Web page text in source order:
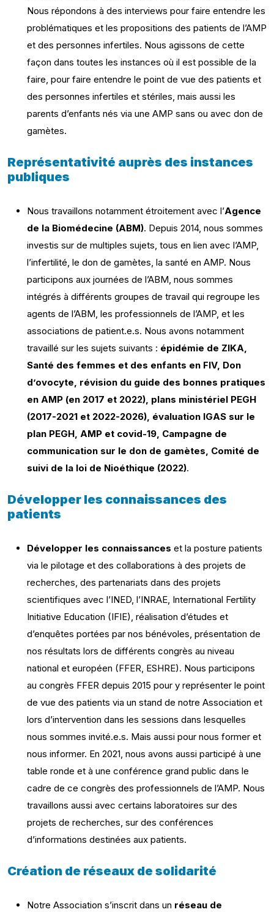
Nous répondons à des interviews pour faire entendre les
problématiques et les propositions des patients de l’AMP
et des personnes infertiles. Nous agissons de cette
façon dans toutes les instances où il est possible de la
faire, pour faire entendre le point de vue des patients et
des personnes infertiles et stériles, mais aussi les
parents d’enfants nés via une AMP sans ou avec don de
gamètes.
Représentativité auprès des instances
publiques
Nous travaillons notamment étroitement avec l’Agence
de la Biomédecine (ABM). Depuis 2014, nous sommes
investis sur de multiples sujets, tous en lien avec l’AMP,
l’infertilité, le don de gamètes, la santé en AMP. Nous
participons aux journées de l’ABM, nous sommes
intégrés à différents groupes de travail qui regroupe les
agents de l’ABM, les professionnels de l’AMP, et les
associations de patient.e.s. Nous avons notamment
travaillé sur les sujets suivants : épidémie de ZIKA,
Santé des femmes et des enfants en FIV, Don
d’ovocyte, révision du guide des bonnes pratiques
en AMP (en 2017 et 2022), plans ministériel PEGH
(2017-2021 et 2022-2026), évaluation IGAS sur le
plan PEGH, AMP et covid-19, Campagne de
communication sur le don de gamètes, Comité de
suivi de la loi de Nioéthique (2022).
Développer les connaissances des
patients
Développer les connaissances et la posture patients
via le pilotage et des collaborations à des projets de
recherches, des partenariats dans des projets
scientifiques avec l’INED, l’INRAE, International Fertility
Initiative Education (IFIE), réalisation d’études et
d’enquêtes portées par nos bénévoles, présentation de
nos résultats lors de différents congrès au niveau
national et européen (FFER, ESHRE). Nous participons
au congrès FFER depuis 2015 pour y représenter le point
de vue des patients via un stand de notre Association et
lors d’intervention dans les sessions dans lesquelles
nous sommes invité.e.s. Mais aussi pour nous former et
nous informer. En 2021, nous avons aussi participé à une
table ronde et à une conférence grand public dans le
cadre de ce congrès des professionnels de l’AMP. Nous
travaillons aussi avec certains laboratoires sur des
projets de recherches, sur des conférences
d’informations destinées aux patients.
Création de réseaux de solidarité
Notre Association s’inscrit dans un réseau de